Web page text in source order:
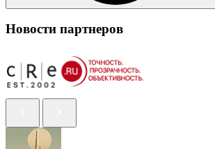
Новости партнеров